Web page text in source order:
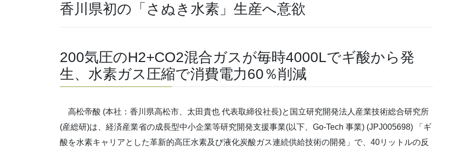
香川県初の「さぬき水素」生産へ意欲
200気圧のH2+CO2混合ガスが毎時4000Lでギ酸から発
生、水素ガス圧縮で消費電力60％削減
高松帝酸 (本社：香川県高松市、太田貴也 代表取締役社長)と国立研究開発法人産業技術総合研究所
(産総研)は、経済産業省の成長型中小企業等研究開発支援事業(以下、Go-Tech 事業) (JPJ005698) 「ギ
酸を水素キャリアとした革新的高圧水素及び液化炭酸ガス連続供給技術の開発」で、40リットルの反